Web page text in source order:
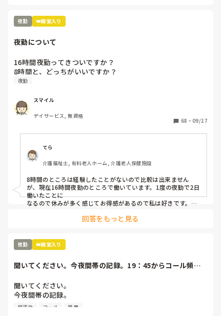
夜勤 👑殿堂入り
夜勤について
16時間夜勤ってきついですか？
8時間と、どっちがいいですか？
夜勤
スマイル
デイサービス, 無資格
68 ・ 09/27
てら
介護福祉士, 有料老人ホーム, 介護老人保健施設
8時間のところは経験したことがないので比較は出来ません
が、現在16時間夜勤のところで働いています。1度の夜勤で2日
働いたことに
なるので休みが多く感じてお得感があるので私は好きです。
きついのはきついですが、1時間仮眠ができるのでなんとかや
回答をもっと見る
夜勤 👑殿堂入り
聞いてください。今夜間帯の記録。19：45からコール頻
聞いてください。
今夜間帯の記録。
19：45からコール頻回。オムツ外し始まる。21時ズボン脱
尿汚染 コール 残業